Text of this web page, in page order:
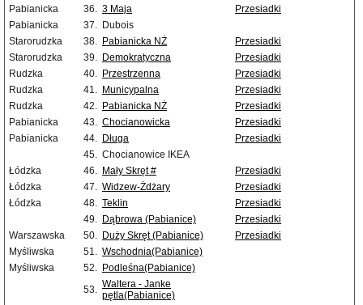
Pabianicka
36. 3 Maja
Przesiadki
Pabianicka
37. Dubois
Starorudzka
38. Pabianicka NŻ
Przesiadki
Starorudzka
39. Demokratyczna
Przesiadki
Rudzka
40. Przestrzenna
Przesiadki
Rudzka
41. Municypalna
Przesiadki
Rudzka
42. Pabianicka NŻ
Przesiadki
Pabianicka
43. Chocianowicka
Przesiadki
Pabianicka
44. Długa
Przesiadki
45. Chocianowice IKEA
Łódzka
46. Mały Skręt #
Przesiadki
Łódzka
47. Widzew-Żdżary
Przesiadki
Łódzka
48. Teklin
Przesiadki
49. Dąbrowa (Pabianice)
Przesiadki
Warszawska
50. Duży Skręt (Pabianice)
Przesiadki
Myśliwska
51. Wschodnia(Pabianice)
Myśliwska
52. Podleśna(Pabianice)
53. Waltera - Janke
pętla(Pabianice)